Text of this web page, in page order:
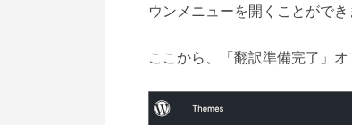
ウンメニューを開くことができ
ここから、「翻訳準備完了」